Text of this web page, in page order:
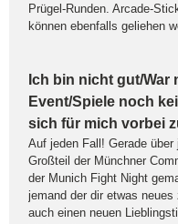
Prügel-Runden. Arcade-
können ebenfalls geliehen
Ich bin nicht gut/War
Event/Spiele noch
sich für mich vorbei
Auf jeden Fall! Gerade
Großteil der Münchner
der Munich Fight Night
jemand der dir etwas
auch einen neuen